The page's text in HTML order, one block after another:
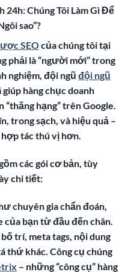
24h: Chúng Tôi Làm Gì Để
sao”?
SEOcủa chúng tôi tại
phải là “người mới” trong
nghiệm, đội ngũ đội ngũ
hàng chục doanh
hạng” trên Google.
trong sạch, và hiệu quả –
tác thú vị hơn.
các gói cơ bản, tùy
chi tiết:
chuyên gia chẩn đoán,
của bạn từ đầu đến chân.
trí, meta tags, nội dung
thứ khác. Công cụ chúng
– những “công cụ” hàng